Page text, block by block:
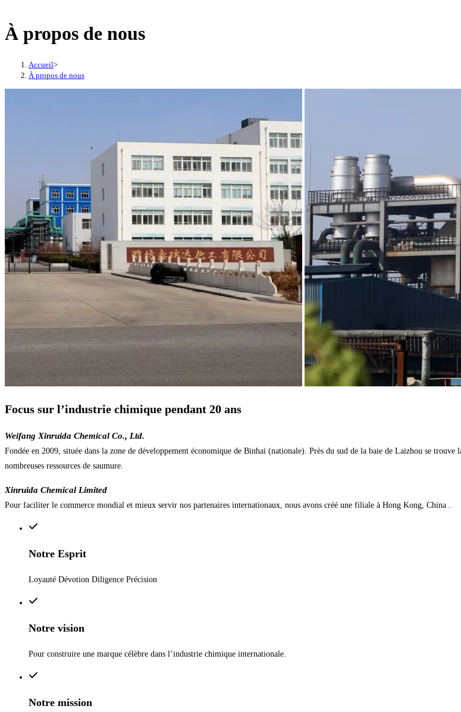
À propos de nous
Accueil>
À propos de nous
Focus sur l’industrie chimique pendant 20 ans
Weifang Xinruida Chemical Co., Ltd.
Fondée en 2009, située dans la zone de développement économique de Binhai (nationale). Près du sud de la baie de Laizhou se
nombreuses ressources de saumure.
Xinruida Chemical Limited
Pour faciliter le commerce mondial et mieux servir nos partenaires internationaux, nous avons créé une filiale à Hong Kong, China .
Notre Esprit
Loyauté Dévotion Diligence Précision
Notre vision
Pour construire une marque célèbre dans l’industrie chimique internationale.
Notre mission